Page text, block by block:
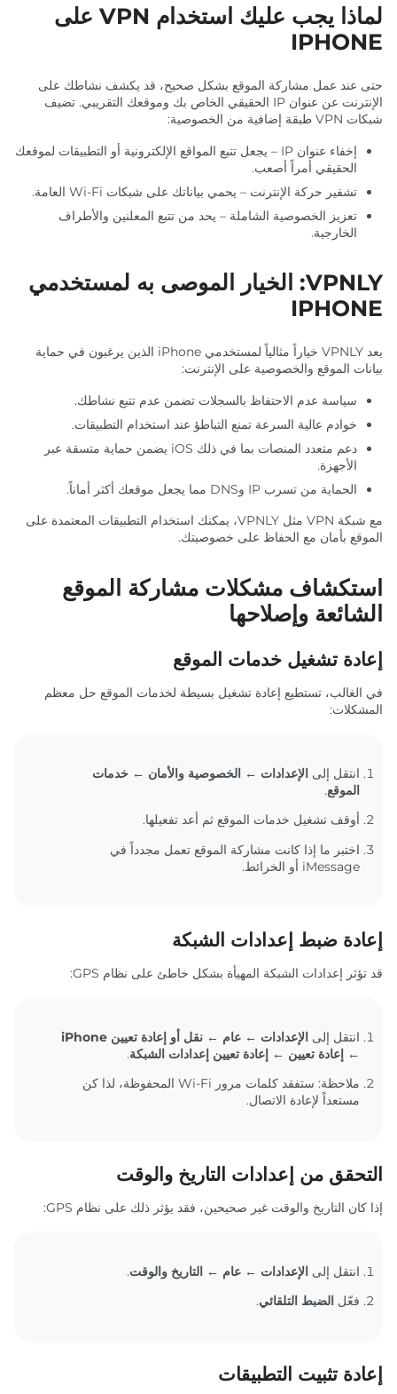
لماذا يجب عليك استخدام VPN على
IPHONE
حتى عند عمل مشاركة الموقع بشكل صحيح، قد يكشف نشاطك على
الإنترنت عن عنوان IP الحقيقي الخاص بك وموقعك التقريبي. تضيف
شبكات VPN طبقة إضافية من الخصوصية:
إخفاء عنوان IP – يجعل تتبع المواقع الإلكترونية أو التطبيقات لموقعك
الحقيقي أمراً أصعب.
تشفير حركة الإنترنت – يحمي بياناتك على شبكات Wi-Fi العامة.
تعزيز الخصوصية الشاملة – يحد من تتبع المعلنين والأطراف
الخارجية.
VPNLY: الخيار الموصى به لمستخدمي
IPHONE
يعد VPNLY خياراً مثالياً لمستخدمي iPhone الذين يرغبون في حماية
بيانات الموقع والخصوصية على الإنترنت:
سياسة عدم الاحتفاظ بالسجلات تضمن عدم تتبع نشاطك.
خوادم عالية السرعة تمنع التباطؤ عند استخدام التطبيقات.
دعم متعدد المنصات بما في ذلك iOS يضمن حماية متسقة عبر
الأجهزة.
الحماية من تسرب IP وDNS مما يجعل موقعك أكثر أماناً.
مع شبكة VPN مثل VPNLY، يمكنك استخدام التطبيقات المعتمدة على
الموقع بأمان مع الحفاظ على خصوصيتك.
استكشاف مشكلات مشاركة الموقع
الشائعة وإصلاحها
إعادة تشغيل خدمات الموقع
في الغالب، تستطيع إعادة تشغيل بسيطة لخدمات الموقع حل معظم
المشكلات:
انتقل إلى الإعدادات ← الخصوصية والأمان ← خدمات
الموقع.
أوقف تشغيل خدمات الموقع ثم أعد تفعيلها.
اختبر ما إذا كانت مشاركة الموقع تعمل مجدداً في
iMessage أو الخرائط.
إعادة ضبط إعدادات الشبكة
قد تؤثر إعدادات الشبكة المهيأة بشكل خاطئ على نظام GPS:
انتقل إلى
الإعدادات ← عام ← نقل أو إعادة تعيين iPhone
← إعادة تعيين ← إعادة تعيين إعدادات الشبكة.
ملاحظة: ستفقد كلمات مرور Wi-Fi المحفوظة، لذا كن
مستعداً لإعادة الاتصال.
التحقق من إعدادات التاريخ والوقت
إذا كان التاريخ والوقت غير صحيحين، فقد يؤثر ذلك على نظام GPS:
انتقل إلى الإعدادات ← عام ← التاريخ والوقت.
فعّل الضبط التلقائي.
إعادة تثبيت التطبيقات